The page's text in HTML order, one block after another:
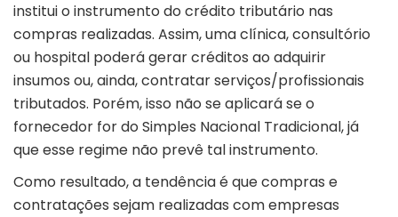
institui o instrumento do crédito tributário nas
compras realizadas. Assim, uma clínica, consultório
ou hospital poderá gerar créditos ao adquirir
insumos ou, ainda, contratar serviços/profissionais
tributados. Porém, isso não se aplicará se o
fornecedor for do Simples Nacional Tradicional, já
que esse regime não prevê tal instrumento.
Como resultado, a tendência é que compras e
contratações sejam realizadas com empresas